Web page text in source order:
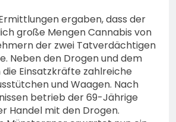
ergaben, dass der
große Mengen Cannabis von
der zwei Tatverdächtigen
Neben den Drogen und dem
Einsatzkräfte zahlreiche
und Waagen. Nach
betrieb der 69-Jährige
Handel mit den Drogen.